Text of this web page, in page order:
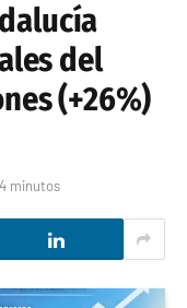
del
(+26%)
4 minutos